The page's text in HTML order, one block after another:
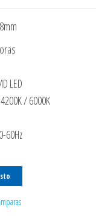
LED
/ 6000K
60Hz